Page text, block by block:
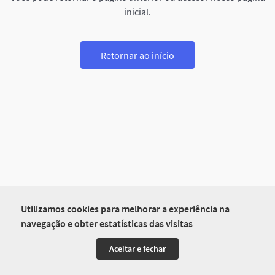
Utilizamos cookies para melhorar a experiência na
navegação e obter estatísticas das visitas
Aceitar e fechar
inicial.
Retornar ao início